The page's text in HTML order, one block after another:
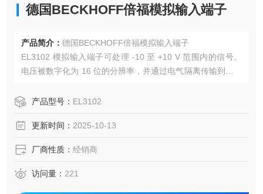
德国BECKHOFF倍福模拟输入端子
产品简介： 德国BECKHOFF倍福模拟输入端子
EL3102 模拟输入端子可处理 -10 至 +10 V 范围内的信号。
电压被数字化为 16 位的分辨率，并通过电气隔离传输到更高
入，并具有公共的内部接地电位。EtherCAT 终端的信号状态
产品型号： EL3102
更新时间： 2025-10-13
厂商性质： 经销商
访问量： 221